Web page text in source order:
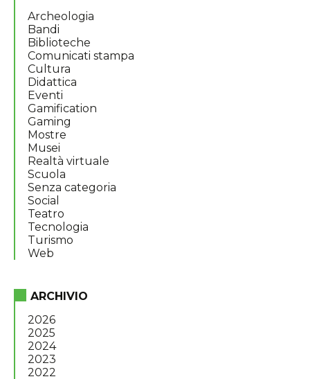
Archeologia
Bandi
Biblioteche
Comunicati stampa
Cultura
Didattica
Eventi
Gamification
Gaming
Mostre
Musei
Realtà virtuale
Scuola
Senza categoria
Social
Teatro
Tecnologia
Turismo
Web
ARCHIVIO
2026
2025
2024
2023
2022